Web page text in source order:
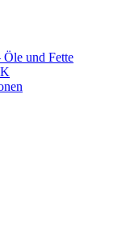
und Fette